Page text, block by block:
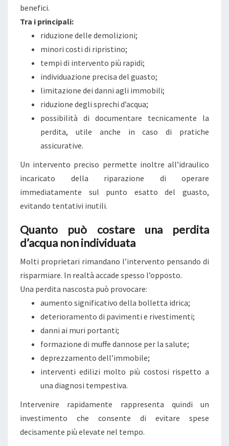
P
benefici.
Tra i principali:
riduzione delle demolizioni;
minori costi di ripristino;
tempi di intervento più rapidi;
individuazione precisa del guasto;
limitazione dei danni agli immobili;
riduzione degli sprechi d’acqua;
possibilità di documentare tecnicamente la
perdita, utile anche in caso di pratiche
assicurative.
Un intervento preciso permette inoltre all’idraulico
incaricato della riparazione di operare
immediatamente sul punto esatto del guasto,
evitando tentativi inutili.
Quanto può costare una perdita
d’acqua non individuata
Molti proprietari rimandano l’intervento pensando di
risparmiare. In realtà accade spesso l’opposto.
Una perdita nascosta può provocare:
aumento significativo della bolletta idrica;
deterioramento di pavimenti e rivestimenti;
danni ai muri portanti;
formazione di muffe dannose per la salute;
deprezzamento dell’immobile;
interventi edilizi molto più costosi rispetto a
una diagnosi tempestiva.
Intervenire rapidamente rappresenta quindi un
investimento che consente di evitare spese
decisamente più elevate nel tempo.